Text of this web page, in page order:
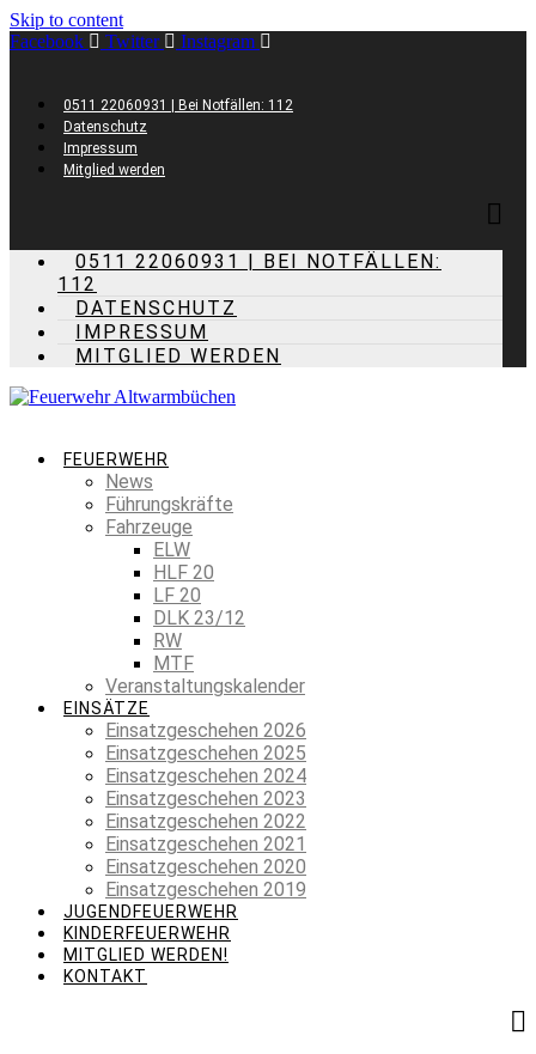
Skip to content
Facebook
Twitter Instagram
0511 22060931 | Bei Notfällen: 112
Datenschutz
Impressum
Mitglied werden
0511 22060931 | BEI NOTFÄLLEN:
112
DATENSCHUTZ
IMPRESSUM
MITGLIED WERDEN
FEUERWEHR
News
Führungskräfte
Fahrzeuge
ELW
HLF 20
LF 20
DLK 23/12
RW
MTF
Veranstaltungskalender
EINSÄTZE
Einsatzgeschehen 2026
Einsatzgeschehen 2025
Einsatzgeschehen 2024
Einsatzgeschehen 2023
Einsatzgeschehen 2022
Einsatzgeschehen 2021
Einsatzgeschehen 2020
Einsatzgeschehen 2019
JUGENDFEUERWEHR
KINDERFEUERWEHR
MITGLIED WERDEN!
KONTAKT